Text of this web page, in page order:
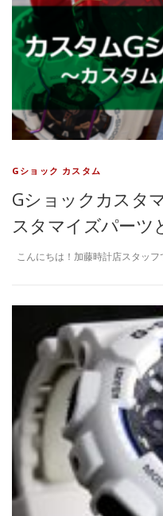
Gショック カスタム
Gショックカスタ
スタマイズパーツ
こんにちは！加藤時計店スタッフ